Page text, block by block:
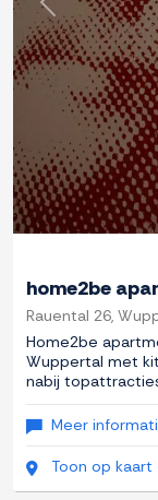
Previous
home2be
Rauental 26,
Home2be
Wuppertal met
nabij
Meer
Toon op kaart